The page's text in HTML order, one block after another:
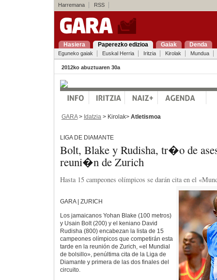
Harremana RSS
Hasiera Paperezko edizioa Gaiak Denda
Eguneko gaiak Euskal Herria Iritzia Kirolak Mundua
2012ko abuztuaren 30a
GARA> Idatzia > Kirolak> Atletismoa
LIGA DE DIAMANTE
Bolt, Blake y Rudisha, tr�o de
reuni�n de Zurich
Hasta 15 campeones olímpicos se darán cita en el
GARA | ZURICH
Los jamaicanos Yohan Blake (100 metros)
y Usain Bolt (200) y el keniano David
Rudisha (800) encabezan la lista de 15
campeones olímpicos que competirán esta
tarde en la reunión de Zurich, «el Mundial
de bolsillo», penúltima cita de la Liga de
Diamante y primera de las dos finales del
circuito.